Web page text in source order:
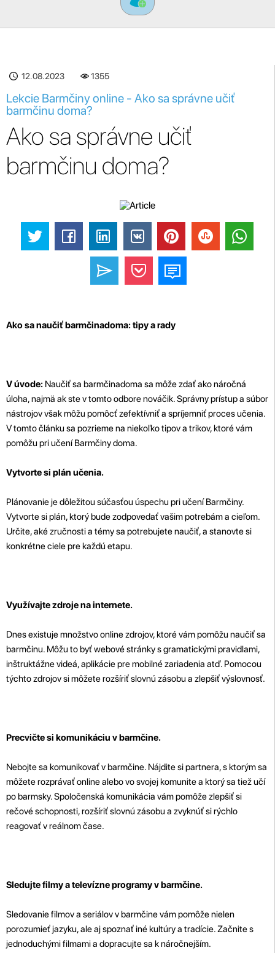
12.08.2023 1355
Lekcie Barmčiny online - Ako sa správne učiť
barmčinu doma?
Ako sa správne učiť
barmčinu doma?
Ako sa naučiť barmčinadoma: tipy a rady
V úvode: Naučiť sa barmčinadoma sa môže zdať ako náročná
úloha, najmä ak ste v tomto odbore nováčik. Správny prístup a súbor
nástrojov však môžu pomôcť zefektívniť a spríjemniť proces učenia.
V tomto článku sa pozrieme na niekoľko tipov a trikov, ktoré vám
pomôžu pri učení Barmčiny doma.
Vytvorte si plán učenia.
Plánovanie je dôležitou súčasťou úspechu pri učení Barmčiny.
Vytvorte si plán, ktorý bude zodpovedať vašim potrebám a cieľom.
Určite, aké zručnosti a témy sa potrebujete naučiť, a stanovte si
konkrétne ciele pre každú etapu.
Využívajte zdroje na internete.
Dnes existuje množstvo online zdrojov, ktoré vám pomôžu naučiť sa
barmčinu. Môžu to byť webové stránky s gramatickými pravidlami,
inštruktážne videá, aplikácie pre mobilné zariadenia atď. Pomocou
týchto zdrojov si môžete rozšíriť slovnú zásobu a zlepšiť výslovnosť.
Precvičte si komunikáciu v barmčine.
Nebojte sa komunikovať v barmčine. Nájdite si partnera, s ktorým sa
môžete rozprávať online alebo vo svojej komunite a ktorý sa tiež učí
po barmsky. Spoločenská komunikácia vám pomôže zlepšiť si
rečové schopnosti, rozšíriť slovnú zásobu a zvyknúť si rýchlo
reagovať v reálnom čase.
Sledujte filmy a televízne programy v barmčine.
Sledovanie filmov a seriálov v barmčine vám pomôže nielen
porozumieť jazyku, ale aj spoznať iné kultúry a tradície. Začnite s
jednoduchými filmami a dopracujte sa k náročnejším.